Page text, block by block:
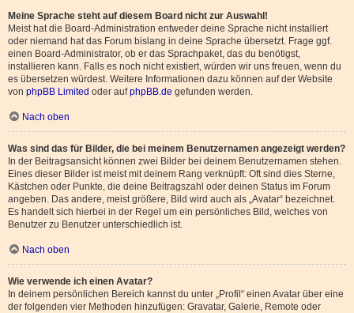
Meine Sprache steht auf diesem Board nicht zur Auswahl!
Meist hat die Board-Administration entweder deine Sprache nicht installiert
oder niemand hat das Forum bislang in deine Sprache übersetzt. Frage ggf.
einen Board-Administrator, ob er das Sprachpaket, das du benötigst,
installieren kann. Falls es noch nicht existiert, würden wir uns freuen, wenn du
es übersetzen würdest. Weitere Informationen dazu können auf der Website
von phpBB Limited oder aufphpBB.de gefunden werden.
Nach oben
Was sind das für Bilder, die bei meinem Benutzernamen angezeigt werden?
In der Beitragsansicht können zwei Bilder bei deinem Benutzernamen stehen.
Eines dieser Bilder ist meist mit deinem Rang verknüpft: Oft sind dies Sterne,
Kästchen oder Punkte, die deine Beitragszahl oder deinen Status im Forum
angeben. Das andere, meist größere, Bild wird auch als „Avatar“ bezeichnet.
Es handelt sich hierbei in der Regel um ein persönliches Bild, welches von
Benutzer zu Benutzer unterschiedlich ist.
Nach oben
Wie verwende ich einen Avatar?
In deinem persönlichen Bereich kannst du unter „Profil“ einen Avatar über eine
der folgenden vier Methoden hinzufügen: Gravatar, Galerie, Remote oder